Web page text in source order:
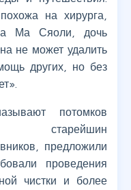
на хирурга,
Ма Сяоли, дочь
не может удалить
других, но без
потомков
предложили
проведения
чистки и более